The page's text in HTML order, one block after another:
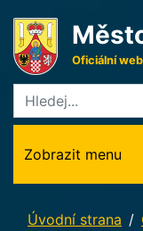
Oficiální
Zobrazit menu
Úvodní strana